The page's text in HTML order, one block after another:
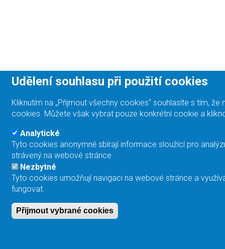
Udělení souhlasu při použití cookies
Kliknutím na „Přijmout všechny cookies“ souhlasíte s tím,
cookies. Můžete však vybrat pouze konkrétní cookie a
Analytické
Tyto cookies anonymně sbírají informace sloužící pro
strávený na webové stránce.
Nezbytné
Tyto cookies umožňují navigaci na webové stránce a
fungovat.
Přijmout vybrané cookies